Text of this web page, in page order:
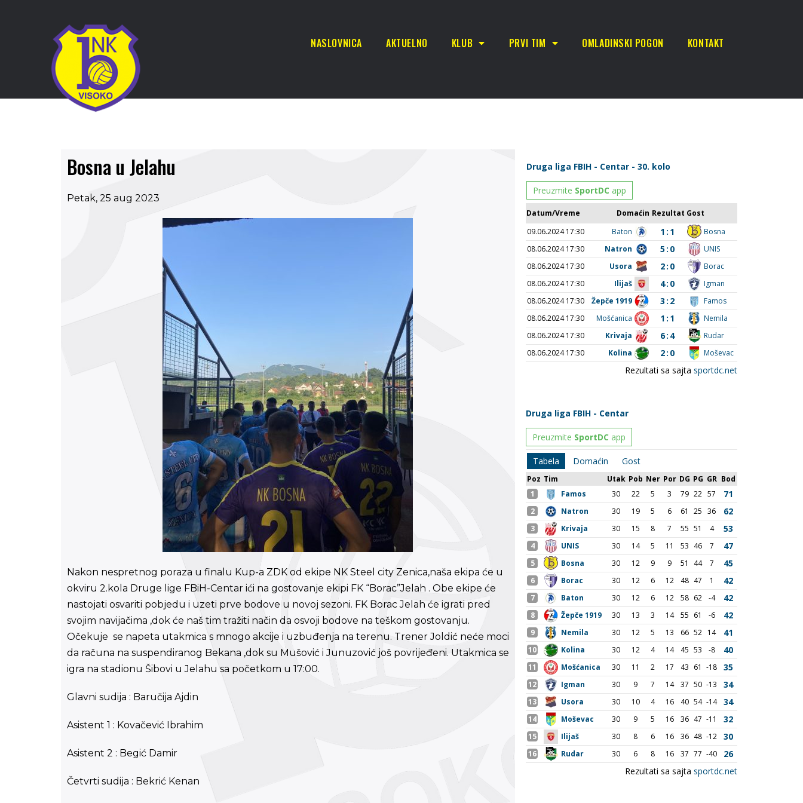
NASLOVNICA AKTUELNO KLUB PRVI TIM OMLADINSKI POGON KONTAKT
Bosna u Jelahu
Petak, 25 aug 2023
Nakon nespretnog poraza u finalu Kup-a ZDK od ekipe NK Steel city Zenica,naša ekipa će u
okviru 2.kola Druge lige FBiH-Centar ići na gostovanje ekipi FK “Borac”Jelah . Obe ekipe će
nastojati osvariti pobjedu i uzeti prve bodove u novoj sezoni. FK Borac Jelah će igrati pred
svojim navijačima ,dok će naš tim tražiti način da osvoji bodove na teškom gostovanju.
Očekuje se napeta utakmica s mnogo akcije i uzbuđenja na terenu. Trener Joldić neće moci
da računa na suspendiranog Bekana ,dok su Mušović i Junuzović još povrijeđeni. Utakmica se
igra na stadionu Šibovi u Jelahu sa početkom u 17:00.
Glavni sudija : Baručija Ajdin
Asistent 1 : Kovačević Ibrahim
Asistent 2 : Begić Damir
Četvrti sudija : Bekrić Kenan